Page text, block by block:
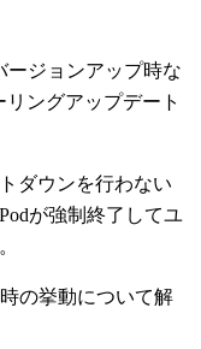
ージョンアップ時な
リングアップデート
ダウンを行わない
が強制終了してユ
の挙動について解